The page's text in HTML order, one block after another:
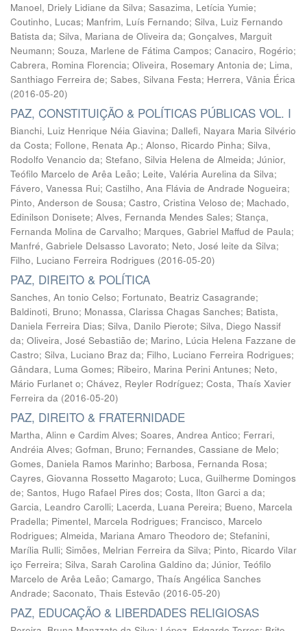
Manoel, Driely Lidiane da Silva; Sasazima, Letícia Yumie;
Coutinho, Lucas; Manfrim, Luís Fernando; Silva, Luiz Fernando
Batista da; Silva, Mariana de Oliveira da; Gonçalves, Marguit
Neumann; Souza, Marlene de Fátima Campos; Canaciro, Rogério;
Cabrera, Romina Florencia; Oliveira, Rosemary Antonia de; Lima,
Santhiago Ferreira de; Sabes, Silvana Festa; Herrera, Vânia Érica
(2016-05-20)
PAZ, CONSTITUIÇÃO & POLÍTICAS PÚBLICAS VOL. I
Bianchi, Luiz Henrique Néia Giavina; Dallefi, Nayara Maria Silvério
da Costa; Follone, Renata Ap.; Alonso, Ricardo Pinha; Silva,
Rodolfo Venancio da; Stefano, Silvia Helena de Almeida; Júnior,
Teófilo Marcelo de Arêa Leão; Leite, Valéria Aurelina da Silva;
Fávero, Vanessa Rui; Castilho, Ana Flávia de Andrade Nogueira;
Pinto, Anderson de Sousa; Castro, Cristina Veloso de; Machado,
Edinilson Donisete; Alves, Fernanda Mendes Sales; Stança,
Fernanda Molina de Carvalho; Marques, Gabriel Maffud de Paula;
Manfré, Gabriele Delsasso Lavorato; Neto, José leite da Silva;
Filho, Luciano Ferreira Rodrigues (2016-05-20)
PAZ, DIREITO & POLÍTICA
Sanches, An tonio Celso; Fortunato, Beatriz Casagrande;
Baldinoti, Bruno; Monassa, Clarissa Chagas Sanches; Batista,
Daniela Ferreira Dias; Silva, Danilo Pierote; Silva, Diego Nassif
da; Oliveira, José Sebastião de; Marino, Lúcia Helena Fazzane de
Castro; Silva, Luciano Braz da; Filho, Luciano Ferreira Rodrigues;
Gândara, Luma Gomes; Ribeiro, Marina Perini Antunes; Neto,
Mário Furlanet o; Chávez, Reyler Rodríguez; Costa, Thaís Xavier
Ferreira da (2016-05-20)
PAZ, DIREITO & FRATERNIDADE
Martha, Alinn e Cardim Alves; Soares, Andrea Antico; Ferrari,
Andréia Alves; Gofman, Bruno; Fernandes, Cassiane de Melo;
Gomes, Daniela Ramos Marinho; Barbosa, Fernanda Rosa;
Cayres, Giovanna Rossetto Magaroto; Luca, Guilherme Domingos
de; Santos, Hugo Rafael Pires dos; Costa, Ilton Garci a da;
Garcia, Leandro Carolli; Lacerda, Luana Pereira; Bueno, Marcela
Pradella; Pimentel, Marcela Rodrigues; Francisco, Marcelo
Rodrigues; Almeida, Mariana Amaro Theodoro de; Stefanini,
Marília Rulli; Simões, Melrian Ferreira da Silva; Pinto, Ricardo Vilar
iço Ferreira; Silva, Sarah Carolina Galdino da; Júnior, Teófilo
Marcelo de Arêa Leão; Camargo, Thaís Angélica Sanches
Andrade; Saconato, Thais Estevão (2016-05-20)
PAZ, EDUCAÇÃO & LIBERDADES RELIGIOSAS